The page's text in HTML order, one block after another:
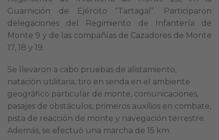
Guarnición de Ejército “Tartagal”. Participaron
delegaciones del Regimiento de Infantería de
Monte 9 y de las compañías de Cazadores de Monte
17, 18 y 19.
Se llevaron a cabo pruebas de alistamiento,
natación utilitaria, tiro en senda en el ambiente
geográfico particular de monte, comunicaciones,
pasajes de obstáculos, primeros auxilios en combate,
pista de reacción de monte y navegación terrestre.
Además, se efectuó una marcha de 15 km.